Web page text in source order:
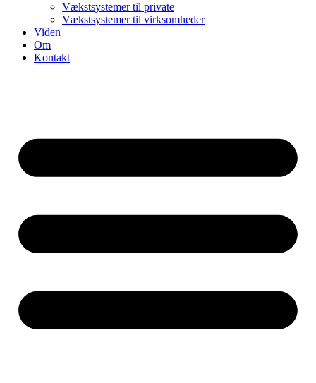
Vækstsystemer til private
Vækstsystemer til virksomheder
Viden
Om
Kontakt